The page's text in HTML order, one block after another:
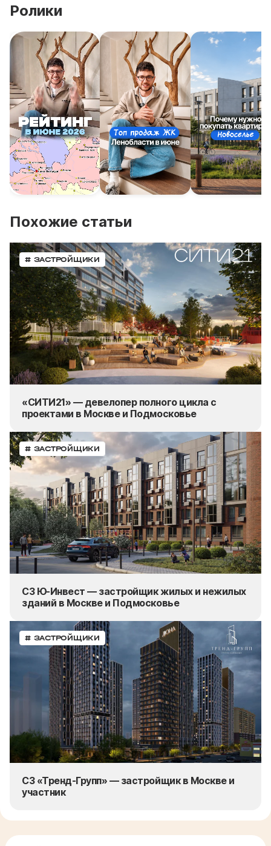
Ролики
Похожие статьи
# ЗАСТРОЙЩИКИ
«СИТИ21» — девелопер полного цикла с
проектами в Москве и Подмосковье
# ЗАСТРОЙЩИКИ
СЗ Ю-Инвест — застройщик жилых и нежилых
зданий в Москве и Подмосковье
# ЗАСТРОЙЩИКИ
СЗ «Тренд-Групп» — застройщик в Москве и
участник